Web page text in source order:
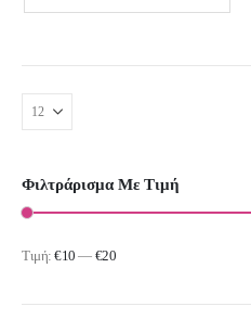
Φιλτράρισμα Με Τιμή
Ελάχιστη
Μέγιστη
Τιμή:€10 — €20